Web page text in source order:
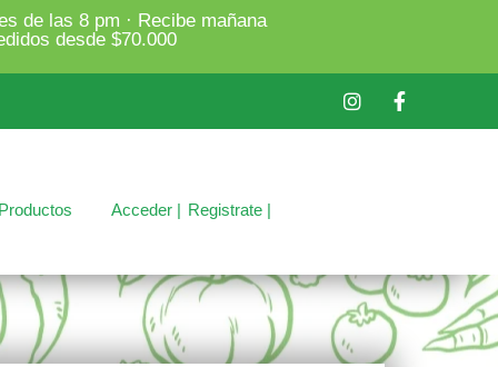
de las 8 pm · Recibe mañana
desde $70.000
Acceder | Registrate |